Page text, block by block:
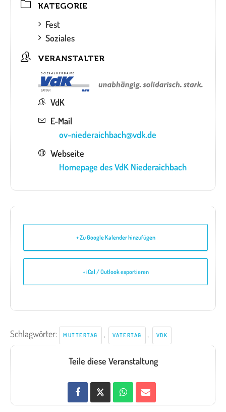
KATEGORIE
Fest
Soziales
VERANSTALTER
VdK
E-Mail
ov-niederaichbach@vdk.de
Webseite
Homepage des VdK Niederaichbach
+ Zu Google Kalender hinzufügen
+ iCal / Outlook exportieren
Schlagwörter: MUTTERTAG , VATERTAG , VDK
Teile diese Veranstaltung